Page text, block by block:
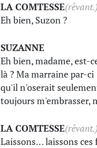
LA COMTESSE(rêvant.)
Eh bien, Suzon ?
SUZANNE
Eh bien, madame, est-
là ? Ma marraine par-
qu'il n'oserait
toujours m'embrasser,
LA COMTESSE(rêvant.)
Laissons… laissons